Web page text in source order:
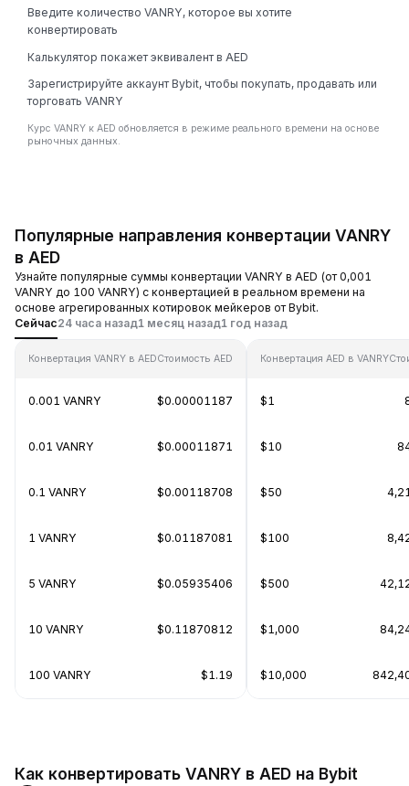
Введите количество VANRY, которое вы хотите
конвертировать
Калькулятор покажет эквивалент в AED
Зарегистрируйте аккаунт Bybit, чтобы покупать, продавать или
торговать VANRY
Курс VANRY к AED обновляется в режиме реального времени на основе
рыночных данных.
Популярные направления конвертации VANRY
в AED
Узнайте популярные суммы конвертации VANRY в AED (от 0,001
VANRY до 100 VANRY) с конвертацией в реальном времени на
основе агрегированных котировок мейкеров от Bybit.
Сейчас24 часа назад1 месяц назад1 год назад
Конвертация VANRY в AEDСтоимость AED
0.001 VANRY $0.00001187
0.01 VANRY $0.00011871
0.1 VANRY $0.00118708
1 VANRY $0.01187081
5 VANRY $0.05935406
10 VANRY $0.11870812
100 VANRY $1.19
Конвертация AED в VANRY
$1
$10
$50
$100
$500
$1,000
$10,000
Как конвертировать VANRY в AED на Bybit